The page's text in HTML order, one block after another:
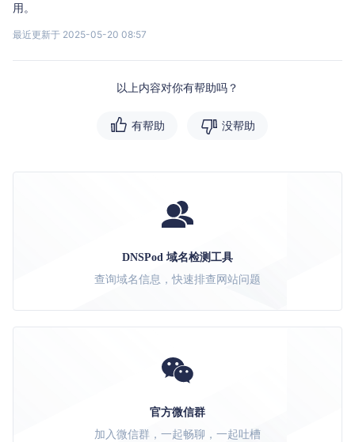
用。
最近更新于 2025-05-20 08:57
以上内容对你有帮助吗？
有帮助 没帮助
DNSPod 域名检测工具
查询域名信息，快速排查网站问题
官方微信群
加入微信群，一起畅聊，一起吐槽